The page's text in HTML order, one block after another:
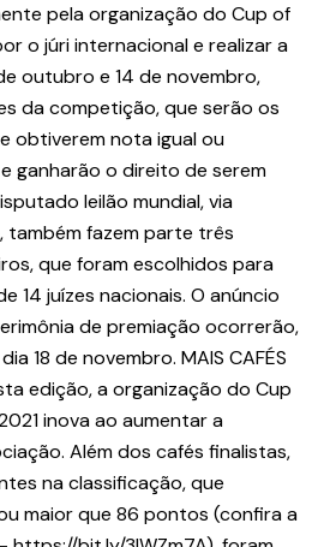
pela organização do Cup of
o júri internacional e realizar a
outubro e 14 de novembro,
da competição, que serão os
obtiverem nota igual ou
ganharão o direito de serem
leilão mundial, via
também fazem parte três
que foram escolhidos para
14 juízes nacionais. O anúncio
de premiação ocorrerão,
18 de novembro. MAIS CAFÉS
edição, a organização do Cup
inova ao aumentar a
Além dos cafés finalistas,
na classificação, que
maior que 86 pontos (confira a